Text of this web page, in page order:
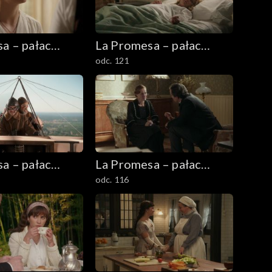
– pałac
La Promesa – pałac
tajemnic
odc. 121
– pałac
La Promesa – pałac
tajemnic
odc. 116